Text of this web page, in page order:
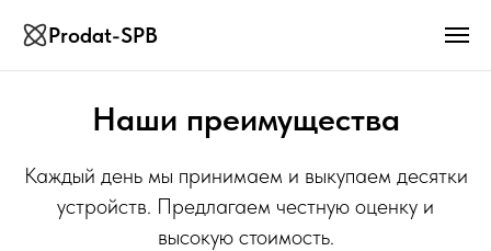
Prodat-SPB
Наши преимущества
Каждый день мы принимаем и выкупаем десятки
устройств. Предлагаем честную оценку и
высокую стоимость.